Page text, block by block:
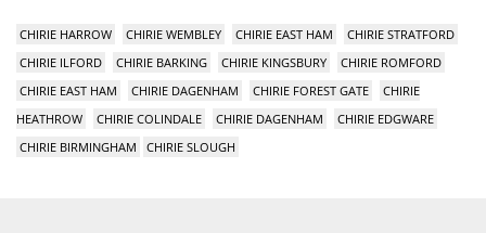
CHIRIE HARROW CHIRIE WEMBLEY CHIRIE EAST HAM
CHIRIE STRATFORD
CHIRIE ILFORD
CHIRIE BARKING CHIRIE KINGSBURY
CHIRIE ROMFORD
CHIRIE EAST HAM
CHIRIE DAGENHAM CHIRIE FOREST GATE
CHIRIE
HEATHROW
CHIRIE COLINDALE CHIRIE DAGENHAM
CHIRIE EDGWARE
CHIRIE BIRMINGHAM
CHIRIE SLOUGH